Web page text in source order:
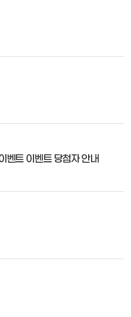
벤트 이벤트 당첨자 안내